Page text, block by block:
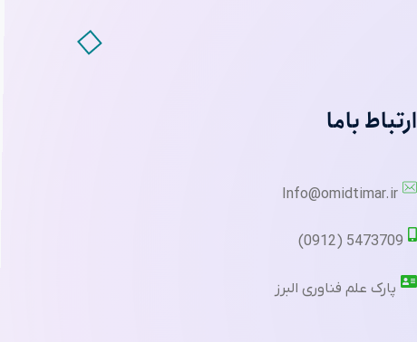
ارتباط باما
Info@omidtimar.ir
5473709 (0912)
پارک علم فناوری البرز